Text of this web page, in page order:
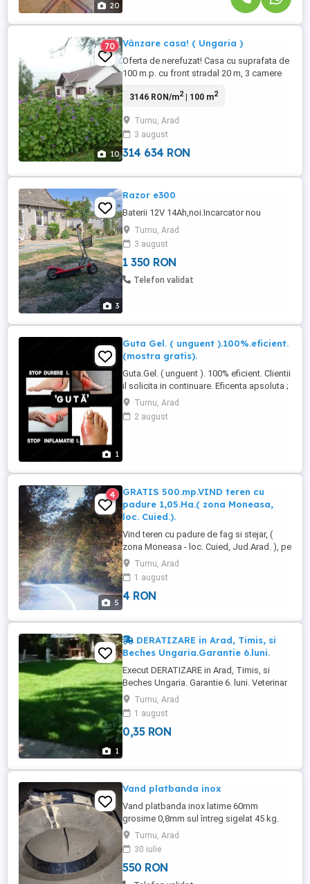
20
10
70 Vânzare casa! ( Ungaria )
Oferta de nerefuzat! Casa cu suprafata de
100 m.p. cu front stradal 20 m, 3 camere
toaleta separata, mobilata, reparatie
automobile, acareturi perfect adaptabile
pentru depozite si alte activitati, curte
pavata, fântână ...
3146 RON/m2| 100 m2
Turnu, Arad
3 august
314 634 RON
3
Razor e300
Baterii 12V 14Ah,noi.Incarcator nou
Turnu, Arad
3 august
1 350 RON
Telefon validat
1
Guta Gel. ( unguent ).100%.eficient.
(mostra gratis).
Guta.Gel. ( unguent ). 100% eficient. Clientii
il solicita in continuare. Eficenta apsoluta ;
Blocheaza procesul inflamator local si
elimina durerea, incepind cu prima
aplicare. Se aplica usor, pe zona
Turnu, Arad
2 august
5
4
GRATIS 500.mp.VIND teren cu
padure 1,05.Ha.( zona Moneasa,
loc. Cuied.).
Vind teren cu padure de fag si stejar, (
zona Moneasa - loc. Cuied, Jud.Arad. ), pe
deal suprafata plana, ' zona mirifica
situata pe deal '. Poiană, pe deal
inconjurat de verdeata, la 100.m de drum
judetean asfaltat.(zona turistica). Ideal
vinatoare, livada, sau orice ...
Turnu, Arad
1 august
4 RON
1
DERATIZARE in Arad, Timis, si
Beches Ungaria.Garantie 6.luni.
Execut DERATIZARE in Arad, Timis, si
Beches Ungaria. Garantie 6. luni. Veterinar
specializat in serviciul de combatere
soareci si sobolani, cu experienta de
peste 20. ani in domeniu, Asigur servicii
profesionale de bio-combatere
Turnu, Arad
1 august
0,35 RON
Vand platbanda inox
Vand platbanda inox latime 60mm
grosime 0,8mm sul întreg sigelat 45 kg.
Pret 550 lei. Predare personala în Arad, nu
raspund la mesaje.
Turnu, Arad
30 iulie
550 RON